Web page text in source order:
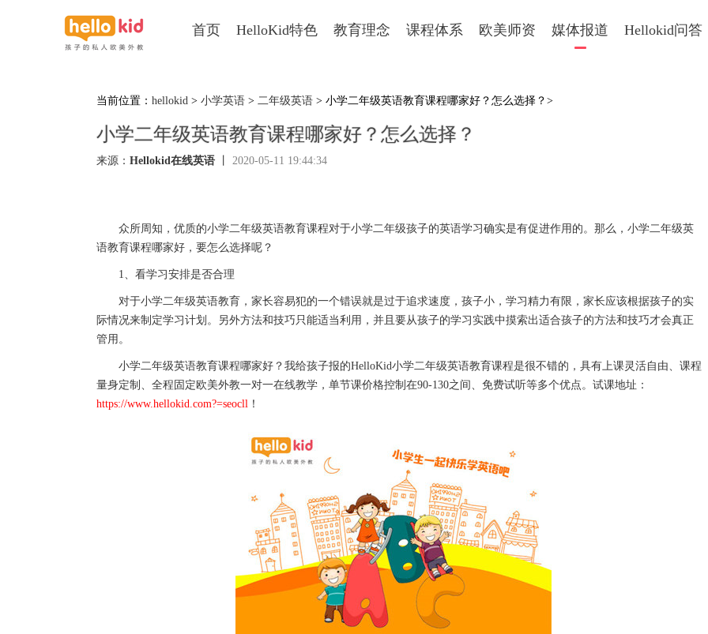
首页 HelloKid特色 教育理念 课程体系 欧美师资 媒体报道 Hellokid问答
当前位置： hellokid > 小学英语 > 二年级英语 > 小学二年级英语教育课程哪家好？怎么选择？>
小学二年级英语教育课程哪家好？怎么选择？
来源： Hellokid在线英语 2020-05-11 19:44:34
众所周知，优质的小学二年级英语教育课程对于小学二年级孩子的英语学习确实是有促进作用的。那么，小学二年级英
语教育课程哪家好，要怎么选择呢？
1、看学习安排是否合理
对于小学二年级英语教育，家长容易犯的一个错误就是过于追求速度，孩子小，学习精力有限，家长应该根据孩子的实
际情况来制定学习计划。另外方法和技巧只能适当利用，并且要从孩子的学习实践中摸索出适合孩子的方法和技巧才会真正
管用。
小学二年级英语教育课程哪家好？我给孩子报的HelloKid小学二年级英语教育课程是很不错的，具有上课灵活自由、课程
量身定制、全程固定欧美外教一对一在线教学，单节课价格控制在90-130之间、免费试听等多个优点。试课地址：
https://www.hellokid.com?=seocll ！